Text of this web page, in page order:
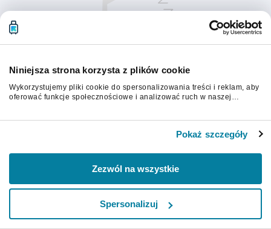
Niniejsza strona korzysta z plików cookie
Wykorzystujemy pliki cookie do spersonalizowania treści i reklam, aby
oferować funkcje społecznościowe i analizować ruch w naszej
otrzymanymi od Ciebie lub uzyskanymi podczas korzystania z ich
Pokaż szczegóły
Zezwól na wszystkie
Spersonalizuj
Aby kontynuować, odśwież stronę.
Odśwież